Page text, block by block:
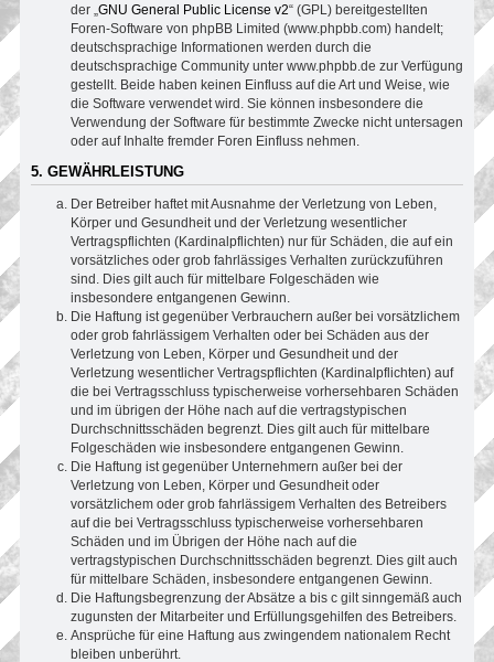
der „GNU General Public License v2“ (GPL) bereitgestellten
Foren-Software von phpBB Limited (www.phpbb.com) handelt;
deutschsprachige Informationen werden durch die
deutschsprachige Community unter www.phpbb.de zur Verfügung
gestellt. Beide haben keinen Einfluss auf die Art und Weise, wie
die Software verwendet wird. Sie können insbesondere die
Verwendung der Software für bestimmte Zwecke nicht untersagen
oder auf Inhalte fremder Foren Einfluss nehmen.
5. GEWÄHRLEISTUNG
Der Betreiber haftet mit Ausnahme der Verletzung von Leben,
Körper und Gesundheit und der Verletzung wesentlicher
Vertragspflichten (Kardinalpflichten) nur für Schäden, die auf ein
vorsätzliches oder grob fahrlässiges Verhalten zurückzuführen
sind. Dies gilt auch für mittelbare Folgeschäden wie
insbesondere entgangenen Gewinn.
Die Haftung ist gegenüber Verbrauchern außer bei vorsätzlichem
oder grob fahrlässigem Verhalten oder bei Schäden aus der
Verletzung von Leben, Körper und Gesundheit und der
Verletzung wesentlicher Vertragspflichten (Kardinalpflichten) auf
die bei Vertragsschluss typischerweise vorhersehbaren Schäden
und im übrigen der Höhe nach auf die vertragstypischen
Durchschnittsschäden begrenzt. Dies gilt auch für mittelbare
Folgeschäden wie insbesondere entgangenen Gewinn.
Die Haftung ist gegenüber Unternehmern außer bei der
Verletzung von Leben, Körper und Gesundheit oder
vorsätzlichem oder grob fahrlässigem Verhalten des Betreibers
auf die bei Vertragsschluss typischerweise vorhersehbaren
Schäden und im Übrigen der Höhe nach auf die
vertragstypischen Durchschnittsschäden begrenzt. Dies gilt auch
für mittelbare Schäden, insbesondere entgangenen Gewinn.
Die Haftungsbegrenzung der Absätze a bis c gilt sinngemäß auch
zugunsten der Mitarbeiter und Erfüllungsgehilfen des Betreibers.
Ansprüche für eine Haftung aus zwingendem nationalem Recht
bleiben unberührt.